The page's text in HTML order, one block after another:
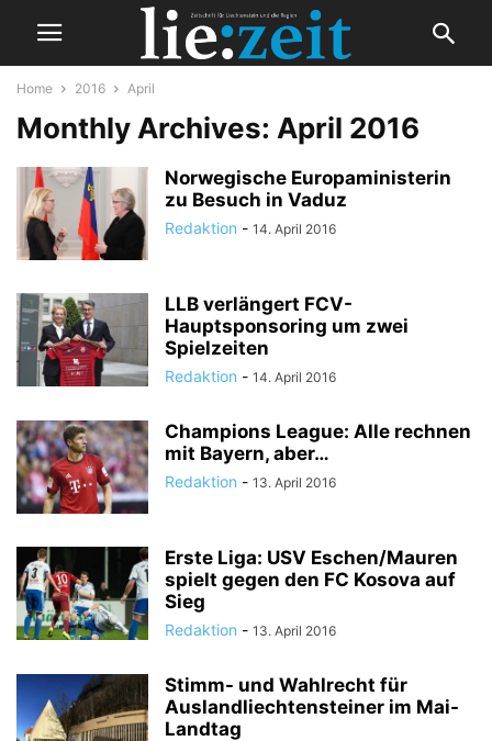
Home 2016 April
Monthly Archives: April 2016
Norwegische Europaministerin
zu Besuch in Vaduz
Redaktion - 14. April 2016
LLB verlängert FCV-
Hauptsponsoring um zwei
Spielzeiten
Redaktion - 14. April 2016
Champions League: Alle rechnen
mit Bayern, aber…
Redaktion - 13. April 2016
Erste Liga: USV Eschen/Mauren
spielt gegen den FC Kosova auf
Sieg
Redaktion - 13. April 2016
Stimm- und Wahlrecht für
Auslandliechtensteiner im Mai-
Landtag